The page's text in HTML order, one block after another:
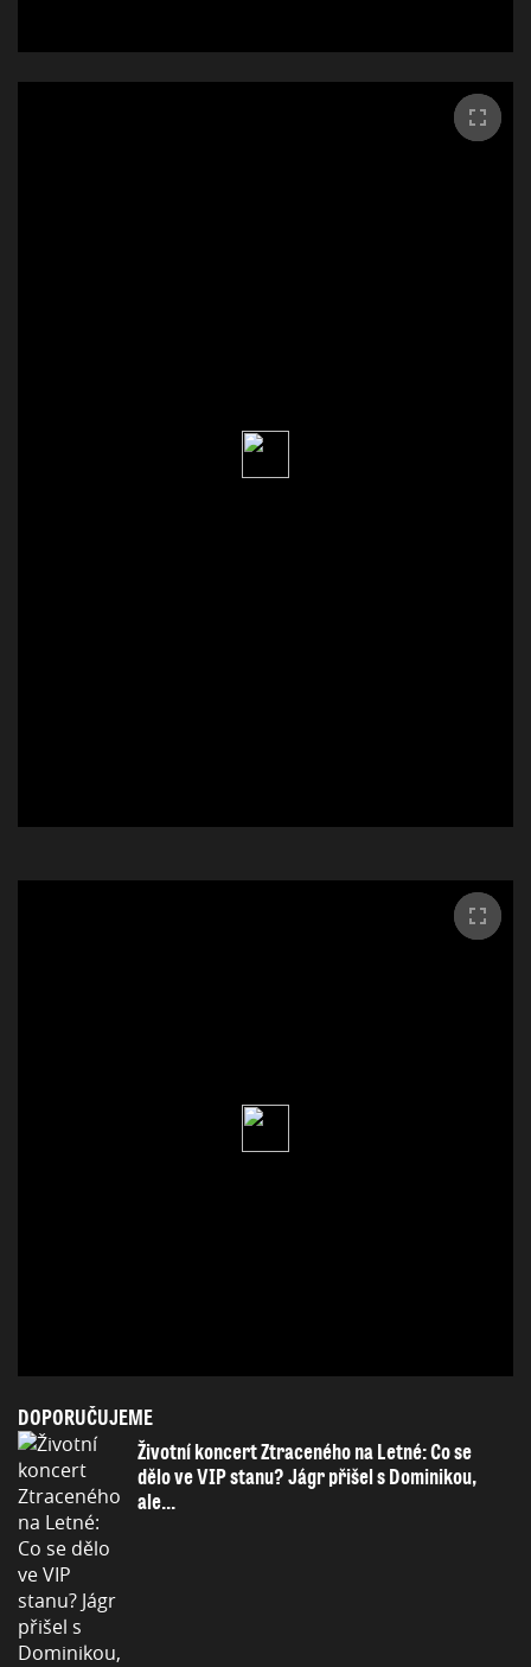
DOPORUČUJEME
Životní koncert Ztraceného na Letné: Co se
dělo ve VIP stanu? Jágr přišel s Dominikou,
ale...